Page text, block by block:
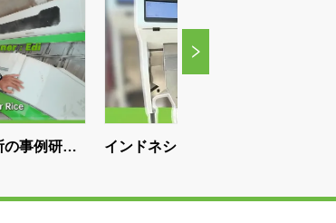
インドネシアのコーヒープロセッ
で生産能力を3倍に